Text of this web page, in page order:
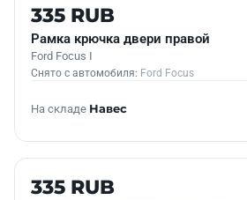
Б/У В НАЛИЧИИ
335 RUB
Рамка крючка двери правой
Ford Focus I
Снято с автомобиля: Ford Focus
На складе Навес
Б/У В НАЛИЧИИ
335 RUB